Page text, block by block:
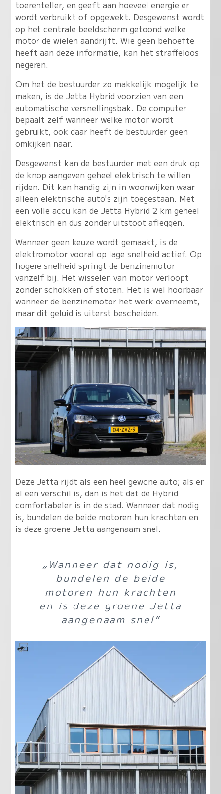
toerenteller, en geeft aan hoeveel energie er
wordt verbruikt of opgewekt. Desgewenst wordt
op het centrale beeldscherm getoond welke
motor de wielen aandrijft. Wie geen behoefte
heeft aan deze informatie, kan het straffeloos
negeren.
Om het de bestuurder zo makkelijk mogelijk te
maken, is de Jetta Hybrid voorzien van een
automatische versnellingsbak. De computer
bepaalt zelf wanneer welke motor wordt
gebruikt, ook daar heeft de bestuurder geen
omkijken naar.
Desgewenst kan de bestuurder met een druk op
de knop aangeven geheel elektrisch te willen
rijden. Dit kan handig zijn in woonwijken waar
alleen elektrische auto's zijn toegestaan. Met
een volle accu kan de Jetta Hybrid 2 km geheel
elektrisch en dus zonder uitstoot afleggen.
Wanneer geen keuze wordt gemaakt, is de
elektromotor vooral op lage snelheid actief. Op
hogere snelheid springt de benzinemotor
vanzelf bij. Het wisselen van motor verloopt
zonder schokken of stoten. Het is wel hoorbaar
wanneer de benzinemotor het werk overneemt,
maar dit geluid is uiterst bescheiden.
Deze Jetta rijdt als een heel gewone auto; als er
al een verschil is, dan is het dat de Hybrid
comfortabeler is in de stad. Wanneer dat nodig
is, bundelen de beide motoren hun krachten en
is deze groene Jetta aangenaam snel.
„Wanneer dat nodig is,
bundelen de beide
motoren hun krachten
en is deze groene Jetta
aangenaam snel“